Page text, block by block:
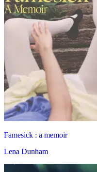
Famesick : a memoir
Lena Dunham